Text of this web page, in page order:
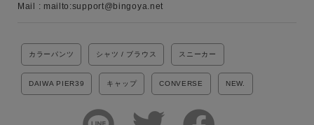
Mail : mailto:support@bingoya.net
カラーパンツ シャツ / ブラウス スニーカー
DAIWA PIER39 キャップ CONVERSE NEW.